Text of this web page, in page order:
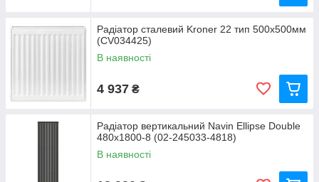
Радіатор сталевий Kroner 22 тип 500х500мм
(CV034425)
В наявності
4 937 ₴
Радіатор вертикальний Navin Ellipse Double
480х1800-8 (02-245033-4818)
В наявності